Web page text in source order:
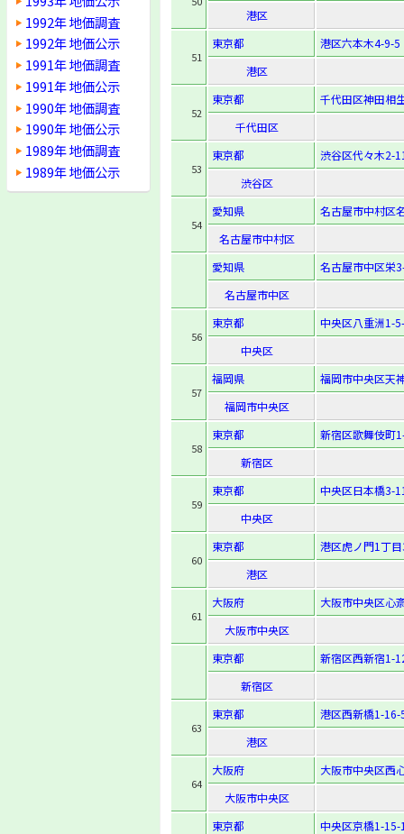
1992年 地価調査
1992年 地価公示
1991年 地価調査
1991年 地価公示
1990年 地価調査
1990年 地価公示
1989年 地価調査
1989年 地価公示
港区
51
東京都
港区六本木4-9-5
港区
52
東京都
千代田区神田相
千代田区
53
東京都
渋谷区代々木2-
渋谷区
54
愛知県
名古屋市中村区
名古屋市中村区
愛知県
名古屋市中区栄
名古屋市中区
56
東京都
中央区八重洲1-
中央区
57
福岡県
福岡市中央区天
福岡市中央区
58
東京都
新宿区歌舞伎町
新宿区
59
東京都
中央区日本橋3-
中央区
60
東京都
港区虎ノ門1丁
港区
61
大阪府
大阪市中央区心
大阪市中央区
東京都
新宿区西新宿1-
新宿区
63
東京都
港区西新橋1-16-
港区
64
大阪府
大阪市中央区西
大阪市中央区
東京都
中央区京橋1-15-